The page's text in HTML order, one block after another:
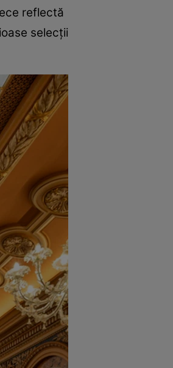
reflectă
selecții